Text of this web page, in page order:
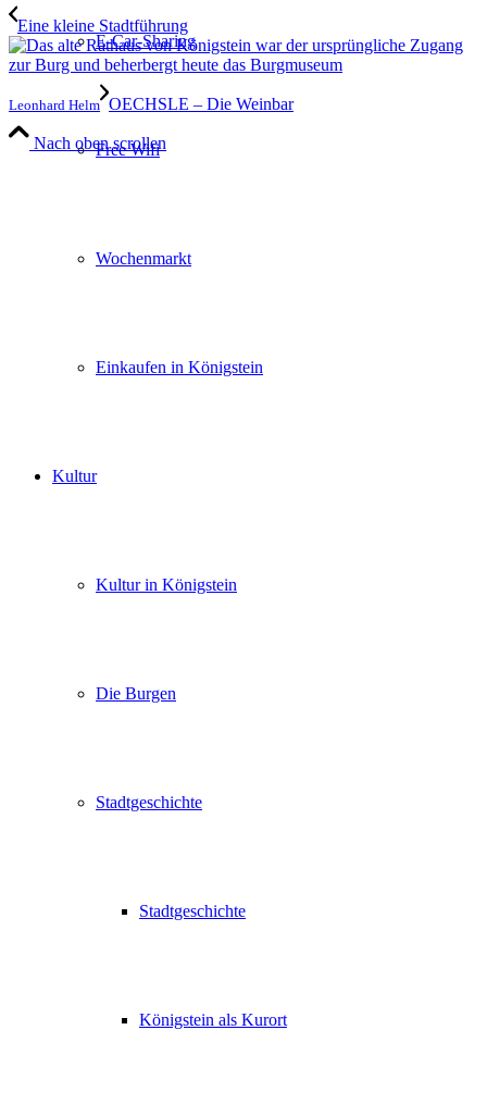
E-Car-Sharing
Free Wifi
Wochenmarkt
Einkaufen in Königstein
Kultur
Kultur in Königstein
Die Burgen
Stadtgeschichte
Stadtgeschichte
Königstein als Kurort
Eine kleine Stadtführung
Leonhard Helm OECHSLE – Die Weinbar
Nach oben scrollen